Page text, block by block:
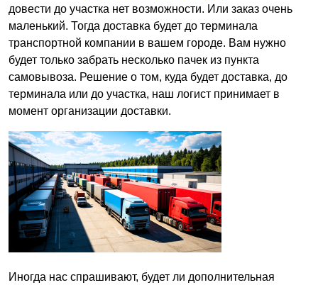
довести до участка нет возможности. Или заказ очень
маленький. Тогда доставка будет до терминала
транспортной компании в вашем городе. Вам нужно
будет только забрать несколько пачек из пункта
самовывоза. Решение о том, куда будет доставка, до
терминала или до участка, наш логист принимает в
момент организации доставки.
Иногда нас спрашивают, будет ли дополнительная